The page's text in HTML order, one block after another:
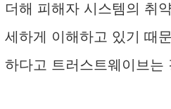
더해 피해자 시스템의 취
세하게 이해하고 있기 때
하다고 트러스트웨이브는